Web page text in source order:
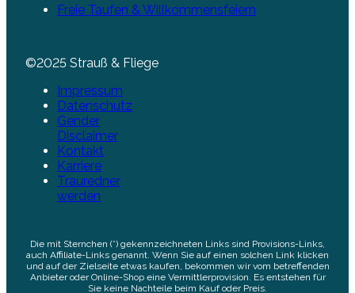
Freie Taufen & Willkommensfeiern
©2025 Strauß & Fliege
Impressum
Datenschutz
Gender
Disclaimer
Kontakt
Karriere
Trauredner
werden
Die mit Sternchen (*) gekennzeichneten Links sind Provisions-Links,
auch Affiliate-Links genannt. Wenn Sie auf einen solchen Link klicken
und auf der Zielseite etwas kaufen, bekommen wir vom betreffenden
Anbieter oder Online-Shop eine Vermittlerprovision. Es entstehen für
Sie keine Nachteile beim Kauf oder Preis.